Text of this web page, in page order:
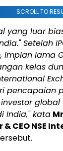
SCROLL TO
yang luar
Setelah
lama
kelas
pencapaian
global
India," kata
CEO NSE